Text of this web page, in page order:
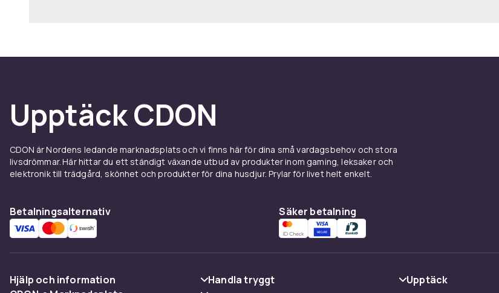
Upptäck CDON
CDON är Nordens ledande marknadsplats och vi finns här för dina små vardagsbehov och stora
livsdrömmar. Här hittar du ett ständigt växande utbud av produkter inom gaming, leksaker och
elektronik till trädgård, skönhet och produkter för dina husdjur. Prylar för livet helt enkelt.
Betalningsalternativ Säker betalning
Hjälp och information
Handla tryggt
Upptäck